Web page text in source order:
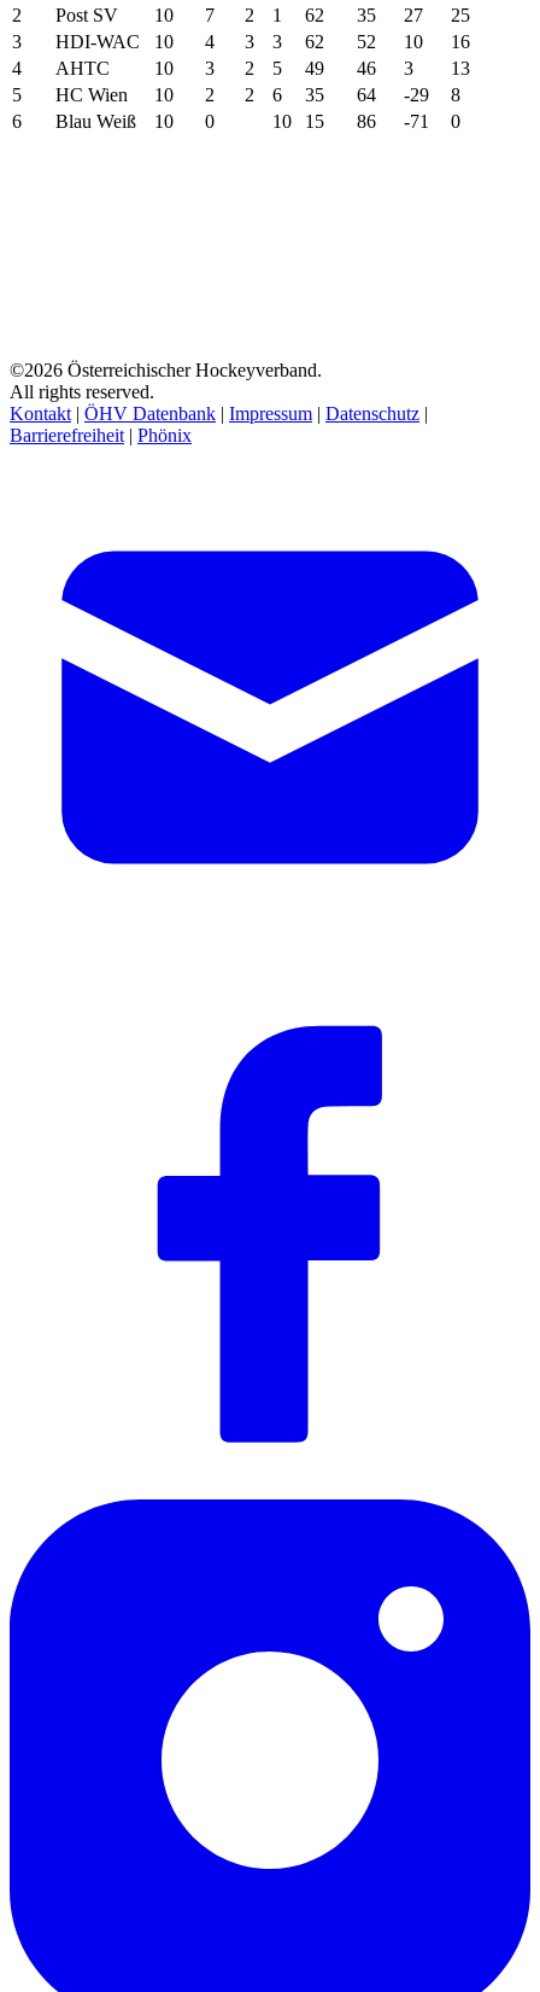
2
Post SV 10 7 2 1 62 35 27
25
3
HDI-WAC 10 4 3 3 62 52 10
16
4
AHTC 10 3 2 5 49 46 3
13
5
HC Wien 10 2 2 6 35 64 -29
8
6
Blau Weiß 10 0 10 15 86 -71 0
©2026 Österreichischer Hockeyverband.
All rights reserved.
Kontakt | ÖHV Datenbank | Impressum | Datenschutz |
Barrierefreiheit | Phönix